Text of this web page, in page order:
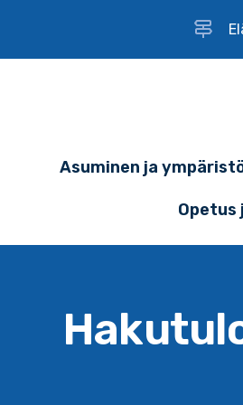
Asuminen ja
Opetus